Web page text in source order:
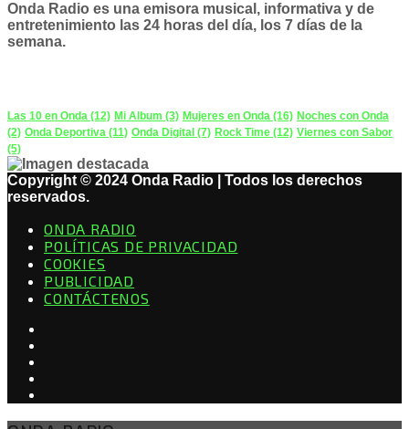
Onda Radio es una emisora musical, informativa y de
entretenimiento las 24 horas del día, los 7 días de la
semana.
Las 10 en Onda (12) Mi Album (3) Mujeres en Onda (16) Noches con Onda
(2) Onda Deportiva (11) Onda Digital (7) Rock Time (12) Viernes con Sabor
(5)
Copyright © 2024 Onda Radio | Todos los derechos
reservados.
ONDA RADIO
POLÍTICAS DE PRIVACIDAD
COOKIES
PUBLICIDAD
CONTÁCTENOS